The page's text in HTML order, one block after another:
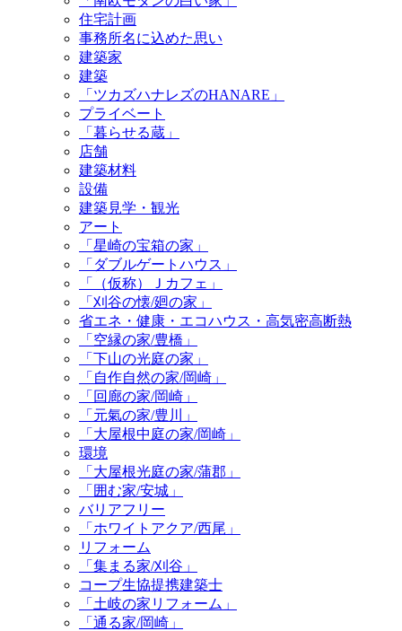
住宅計画
事務所名に込めた思い
建築家
建築
「ツカズハナレズのHANARE」
プライベート
「暮らせる蔵」
店舗
建築材料
設備
建築見学・観光
アート
「星崎の宝箱の家」
「ダブルゲートハウス」
「（仮称）Ｊカフェ」
「刈谷の懐/廻の家」
省エネ・健康・エコハウス・高気密高断熱
「空縁の家/豊橋」
「下山の光庭の家」
「自作自然の家/岡崎」
「回廊の家/岡崎」
「元氣の家/豊川」
「大屋根中庭の家/岡崎」
環境
「大屋根光庭の家/蒲郡」
「囲む家/安城」
バリアフリー
「ホワイトアクア/西尾」
リフォーム
「集まる家/刈谷」
コープ生協提携建築士
「土岐の家リフォーム」
「通る家/岡崎」